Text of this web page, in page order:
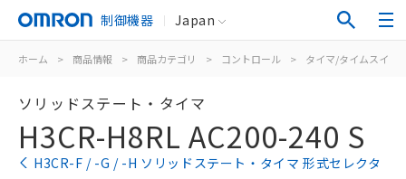
制御機器 Japan
ホーム > 商品情報 > 商品カテゴリ > コントロール > タイマ/タイムスイッ
ソリッドステート・タイマ
H3CR-H8RL AC200-240 S
H3CR-F / -G / -H ソリッドステート・タイマ 形式セレクタ